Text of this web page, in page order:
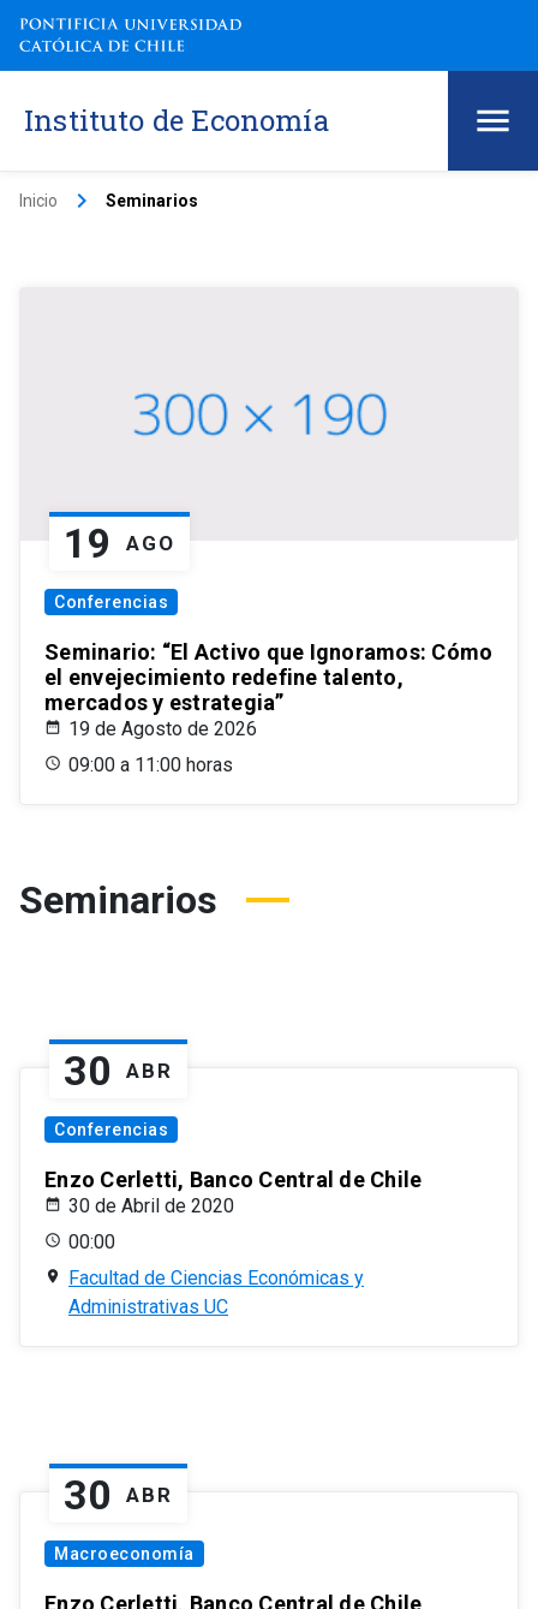
Instituto de Economía
Inicio keyboard_arrow_right Seminarios
19 AGO
Conferencias
Seminario: “El Activo que Ignoramos: Cómo
el envejecimiento redefine talento,
mercados y estrategia”
19 de Agosto de 2026
09:00 a 11:00 horas
Seminarios
30 ABR
Conferencias
Enzo Cerletti, Banco Central de Chile
30 de Abril de 2020
00:00
Facultad de Ciencias Económicas y
Administrativas UC
30 ABR
Macroeconomía
Enzo Cerletti, Banco Central de Chile